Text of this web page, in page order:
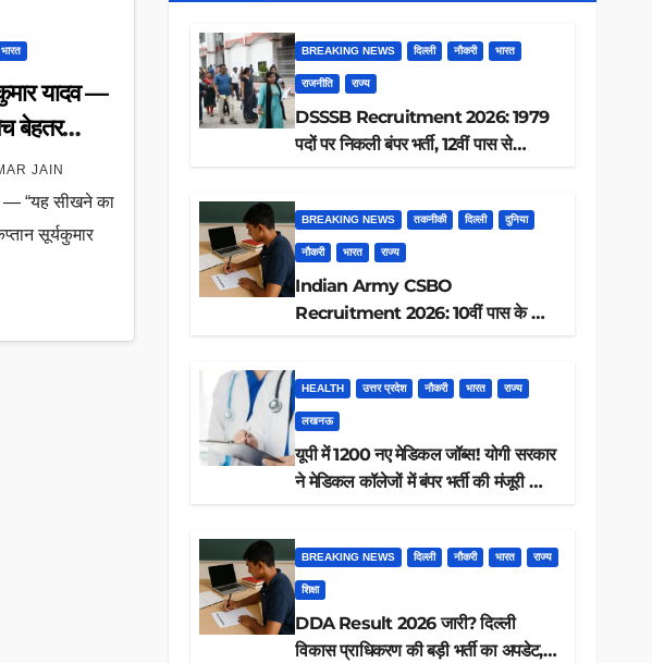
भारत
यादव —
बेहतर
JAIN
— “यह सीखने का
सूर्यकुमार
BREAKING NEWS दिल्ली नौकरी भारत
राजनीति राज्य
DSSSB Recruitment 2026: 1979
पदों पर निकली बंपर भर्ती, 12वीं पास से
BREAKING NEWS तकनीकी दिल्ली दुनिया
नौकरी भारत राज्य
Indian Army CSBO
Recruitment 2026: 10वीं पास के लिए
HEALTH उत्तर प्रदेश नौकरी भारत राज्य
लखनऊ
यूपी में 1200 नए मेडिकल जॉब्स! योगी सरकार
ने मेडिकल कॉलेजों में बंपर भर्ती की मंजूरी —
BREAKING NEWS दिल्ली नौकरी भारत राज्य
शिक्षा
DDA Result 2026 जारी? दिल्ली
विकास प्राधिकरण की बड़ी भर्ती का अपडेट,